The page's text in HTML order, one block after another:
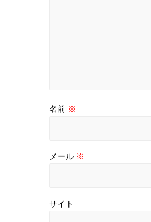
名前 ※
メール ※
サイト